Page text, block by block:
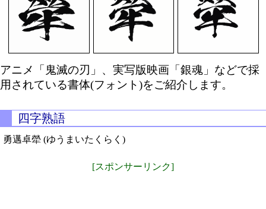
アニメ「鬼滅の刃」、実写版映画「銀魂」などで採
用されている書体(フォント)をご紹介します。
四字熟語
勇邁卓犖 (ゆうまいたくらく)
[スポンサーリンク]